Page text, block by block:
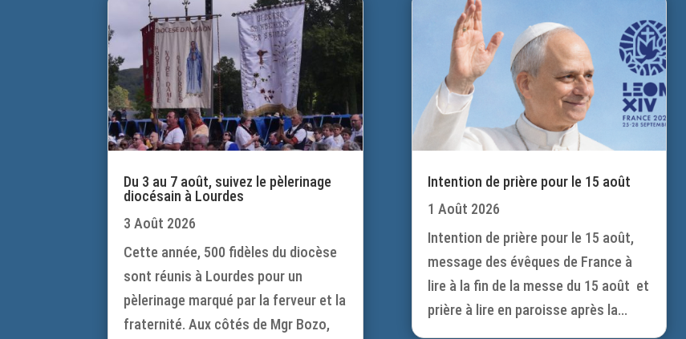
Du 3 au 7 août, suivez le pèlerinage
diocésain à Lourdes
3 Août 2026
Cette année, 500 fidèles du diocèse
sont réunis à Lourdes pour un
pèlerinage marqué par la ferveur et la
fraternité. Aux côtés de Mgr Bozo,
Intention de prière pour le 15 août
1 Août 2026
Intention de prière pour le 15 août,
message des évêques de France à
lire à la fin de la messe du 15 août et
prière à lire en paroisse après la...